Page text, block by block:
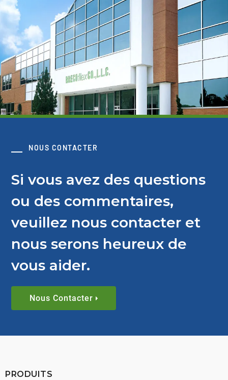
NOUS CONTACTER
Si vous avez des questions
ou des commentaires,
veuillez nous contacter et
nous serons heureux de
vous aider.
Nous Contacter
PRODUITS